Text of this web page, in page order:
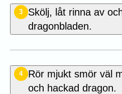
3
Skölj, låt rinna av
dragonbladen.
4
Rör mjukt smör väl
och hackad dragon.